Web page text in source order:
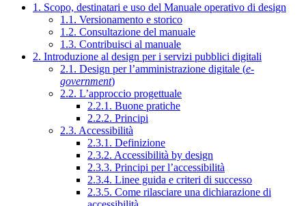
1. Scopo, destinatari e uso del Manuale operativo di design
1.1. Versionamento e storico
1.2. Consultazione del manuale
1.3. Contribuisci al manuale
2. Introduzione al design per i servizi pubblici digitali
2.1. Design per l’amministrazione digitale (e-
government)
2.2. L’approccio progettuale
2.2.1. Buone pratiche
2.2.2. Principi
2.3. Accessibilità
2.3.1. Definizione
2.3.2. Accessibilità by design
2.3.3. Principi per l’accessibilità
2.3.4. Linee guida e criteri di successo
2.3.5. Come rilasciare una dichiarazione di